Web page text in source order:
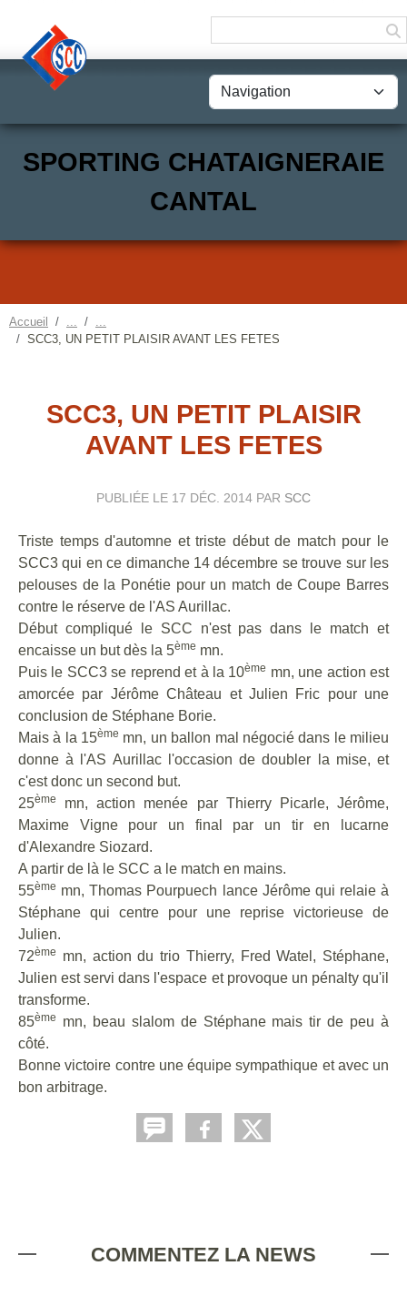
SPORTING CHATAIGNERAIE
CANTAL
Accueil
SCC3, UN PETIT PLAISIR AVANT LES FETES
SCC3, UN PETIT PLAISIR
AVANT LES FETES
PUBLIÉE LE 17 DÉC. 2014 PAR SCC
Triste temps d'automne et triste début de match pour le
SCC3 qui en ce dimanche 14 décembre se trouve sur les
pelouses de la Ponétie pour un match de Coupe Barres
contre le réserve de l'AS Aurillac.
Début compliqué le SCC n'est pas dans le match et
encaisse un but dès la 5ème mn.
Puis le SCC3 se reprend et à la 10ème mn, une action est
amorcée par Jérôme Château et Julien Fric pour une
conclusion de Stéphane Borie.
Mais à la 15ème mn, un ballon mal négocié dans le milieu
donne à l'AS Aurillac l'occasion de doubler la mise, et
c'est donc un second but.
25ème
mn, action menée par Thierry Picarle, Jérôme,
Maxime Vigne pour un final par un tir en lucarne
d'Alexandre Siozard.
A partir de là le SCC a le match en mains.
55ème mn, Thomas Pourpuech lance Jérôme qui relaie à
Stéphane qui centre pour une reprise victorieuse de
Julien.
72ème
mn, action du trio Thierry, Fred Watel, Stéphane,
Julien est servi dans l'espace et provoque un pénalty qu'il
transforme.
85ème
mn, beau slalom de Stéphane mais tir de peu à
côté.
Bonne victoire contre une équipe sympathique et avec un
bon arbitrage.
COMMENTEZ LA NEWS